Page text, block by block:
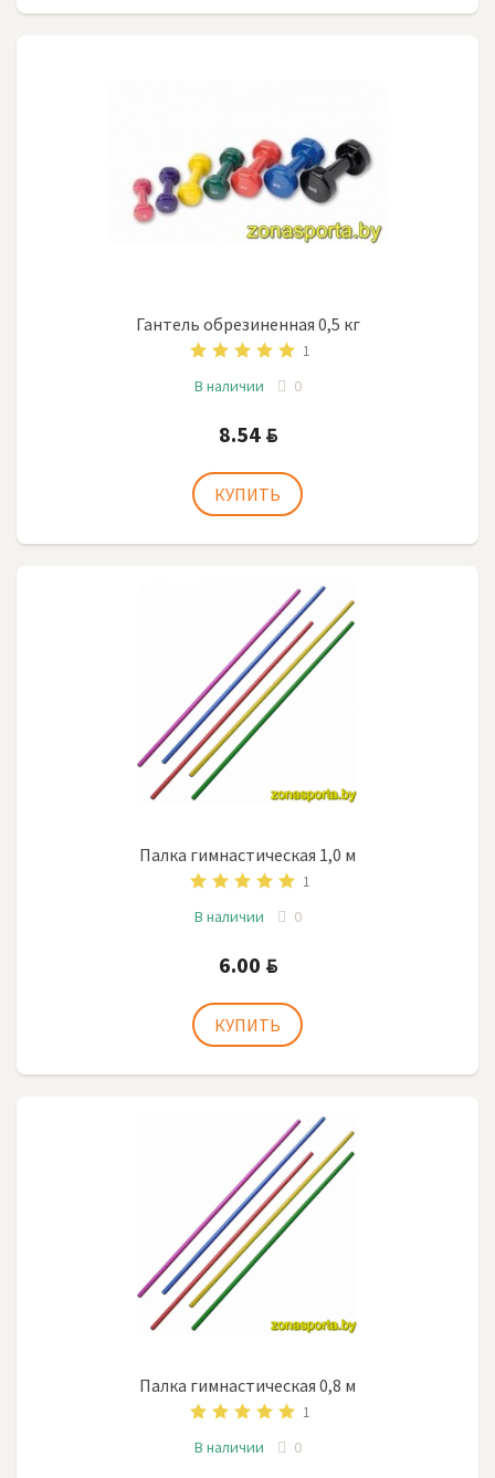
Гантель обрезиненная 0,5 кг
1
В наличии 0
8.54 BYN
Палка гимнастическая 1,0 м
1
В наличии 0
6.00 BYN
Палка гимнастическая 0,8 м
1
В наличии 0